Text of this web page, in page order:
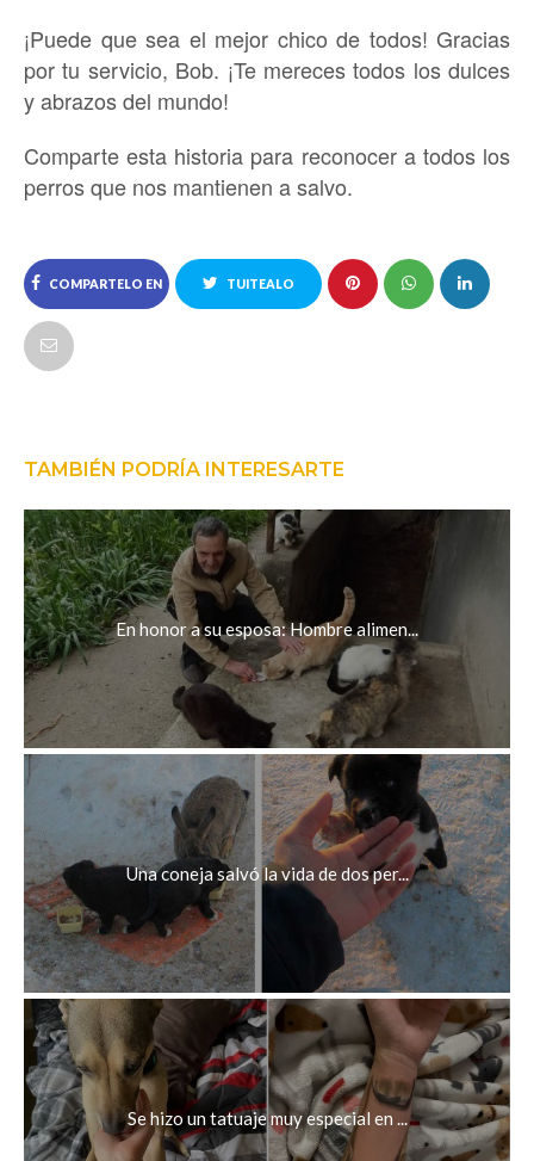
¡Puede que sea el mejor chico de todos! Gracias
por tu servicio, Bob. ¡Te mereces todos los dulces
y abrazos del mundo!
Comparte esta historia para reconocer a todos los
perros que nos mantienen a salvo.
COMPARTELO EN
FACEBOOK
TUITEALO
TAMBIÉN PODRÍA INTERESARTE
En honor a su esposa: Hombre alimen...
Una coneja salvó la vida de dos per...
Se hizo un tatuaje muy especial en ...